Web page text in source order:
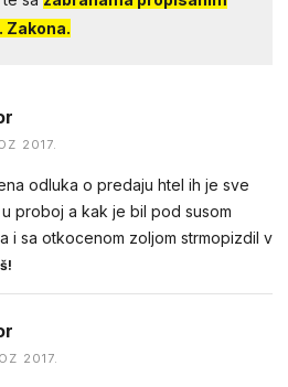
Zakona.
2017.
odluka o predaju htel ih je sve
proboj a kak je bil pod susom
i sa otkocenom zoljom strmopizdil v
2017.